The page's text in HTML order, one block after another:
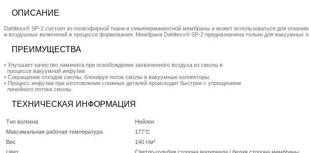
ОПИСАНИЕ
Dahltexx® SP-2 состоит из полиэфирной ткани и семиперманентной мембраны и может использоваться для
и воздушных включений в процессе формования. Мембрана Dahltexx® SP-2 предназначена только для вакуумных
ПРЕИМУЩЕСТВА
• Улучшает качество ламината при освобождении захваченного воздуха из смолы в
процессе вакуумной инфузии.
• Сокращение отходов смолы, блокируя поток смолы в вакуумные коллекторы.
• Процесс инфузии при изготовлении сложных деталей происходит быстрее с упрощением
линейного потока смолы.
ТЕХНИЧЕСКАЯ ИНФОРМАЦИЯ
Тип волокна
Нейлон
Максимальная рабочая температура
177°C
Вес
140 г/м²